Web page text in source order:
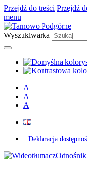
Przejdź do treści Przejdź
menu
Wyszukiwarka
A
A
A
Deklaracja
Odnośnik